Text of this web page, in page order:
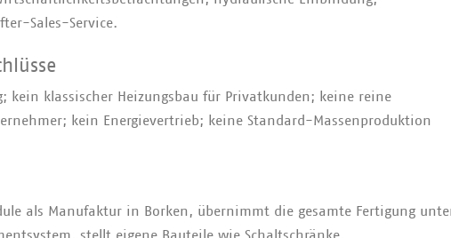
Sales-Service.
kein klassischer Heizungsbau für Privatkunden; keine reine
kein Energievertrieb; keine Standard-Massenproduktion
als Manufaktur in Borken, übernimmt die gesamte Fertigung